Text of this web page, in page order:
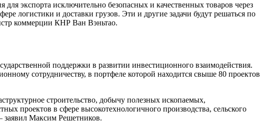
экспорта исключительно безопасных и качественных товаров через
логистики и доставки грузов. Эти и другие задачи будут решаться по
коммерции КНР Ван Вэньтао.
поддержки в развитии инвестиционного взаимодействия.
сотрудничеству, в портфеле которой находится свыше 80 проектов
строительство, добычу полезных ископаемых,
проектов в сфере высокотехнологичного производства, сельского
заявил Максим Решетников.